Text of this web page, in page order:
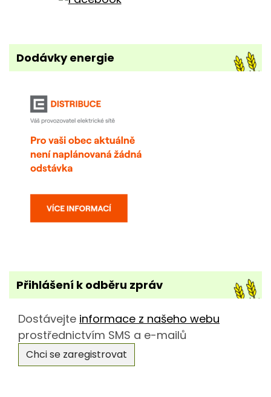
Dodávky energie
Přihlášení k odběru zpráv
Dostávejte informace z našeho webu
prostřednictvím SMS a e-mailů
Chci se zaregistrovat